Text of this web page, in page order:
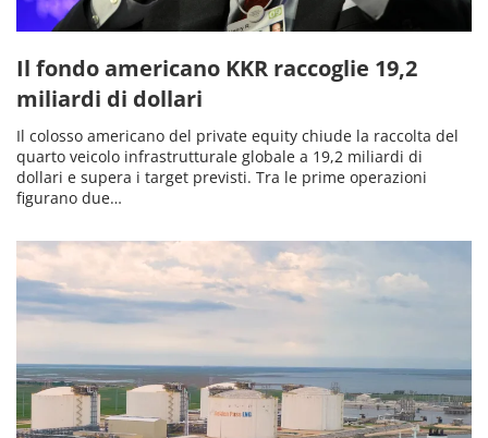
Il fondo americano KKR raccoglie 19,2
miliardi di dollari
Il colosso americano del private equity chiude la raccolta del
quarto veicolo infrastrutturale globale a 19,2 miliardi di
dollari e supera i target previsti. Tra le prime operazioni
figurano due…